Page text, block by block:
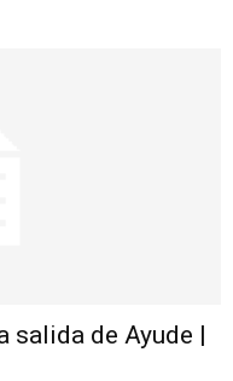
salida de Ayude |